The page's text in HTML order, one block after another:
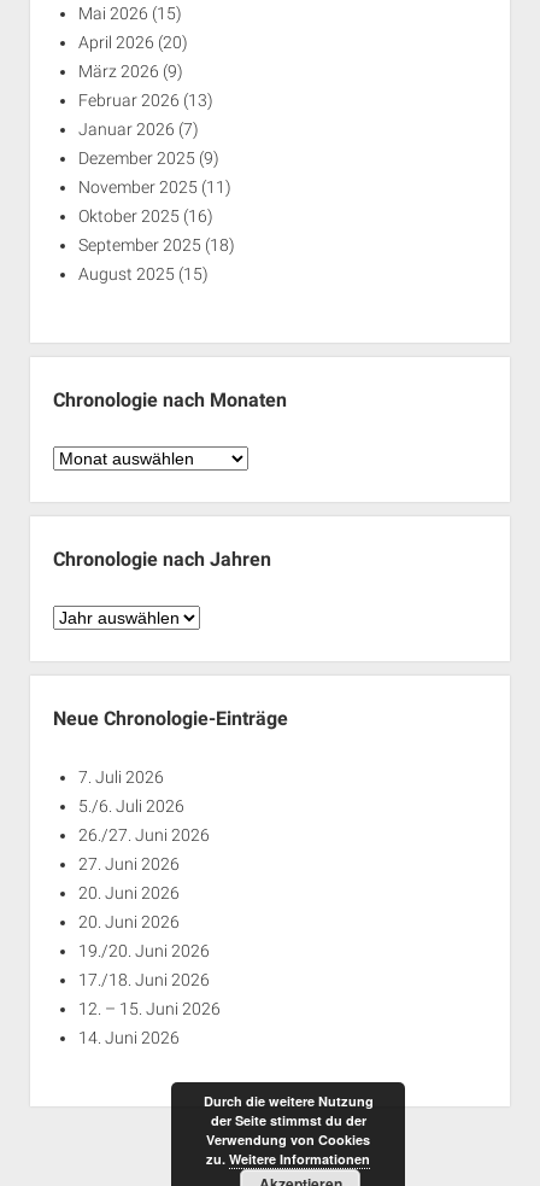
Mai 2026 (15)
April 2026 (20)
März 2026 (9)
Februar 2026 (13)
Januar 2026 (7)
Dezember 2025 (9)
November 2025 (11)
Oktober 2025 (16)
September 2025 (18)
August 2025 (15)
Chronologie nach Monaten
Chronologie
Monaten
Chronologie nach Jahren
Chronologie
Jahren
Neue Chronologie-Einträge
7. Juli 2026
5./6. Juli 2026
26./27. Juni 2026
27. Juni 2026
20. Juni 2026
20. Juni 2026
19./20. Juni 2026
17./18. Juni 2026
12. – 15. Juni 2026
14. Juni 2026
Durch die weitere Nutzung
der Seite stimmst du der
Verwendung von Cookies
zu. Weitere Informationen